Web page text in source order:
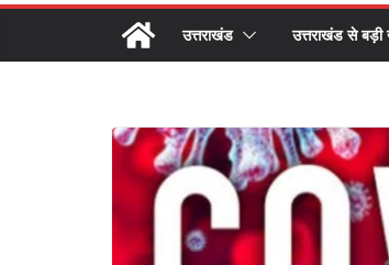
उत्तराखंड उत्तराखंड से